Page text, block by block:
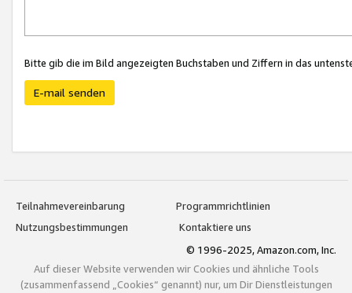
Bitte gib die im Bild angezeigten Buchstaben und Ziffern in das
E-mail senden
Teilnahmevereinbarung
Programmrichtlinien
Nutzungsbestimmungen
Kontaktiere uns
© 1996-2025, Amazon.com, Inc.
Auf dieser Website verwenden wir Cookies und ähnliche Tools
(zusammenfassend „Cookies“ genannt) nur, um Dir Dienstleistungen